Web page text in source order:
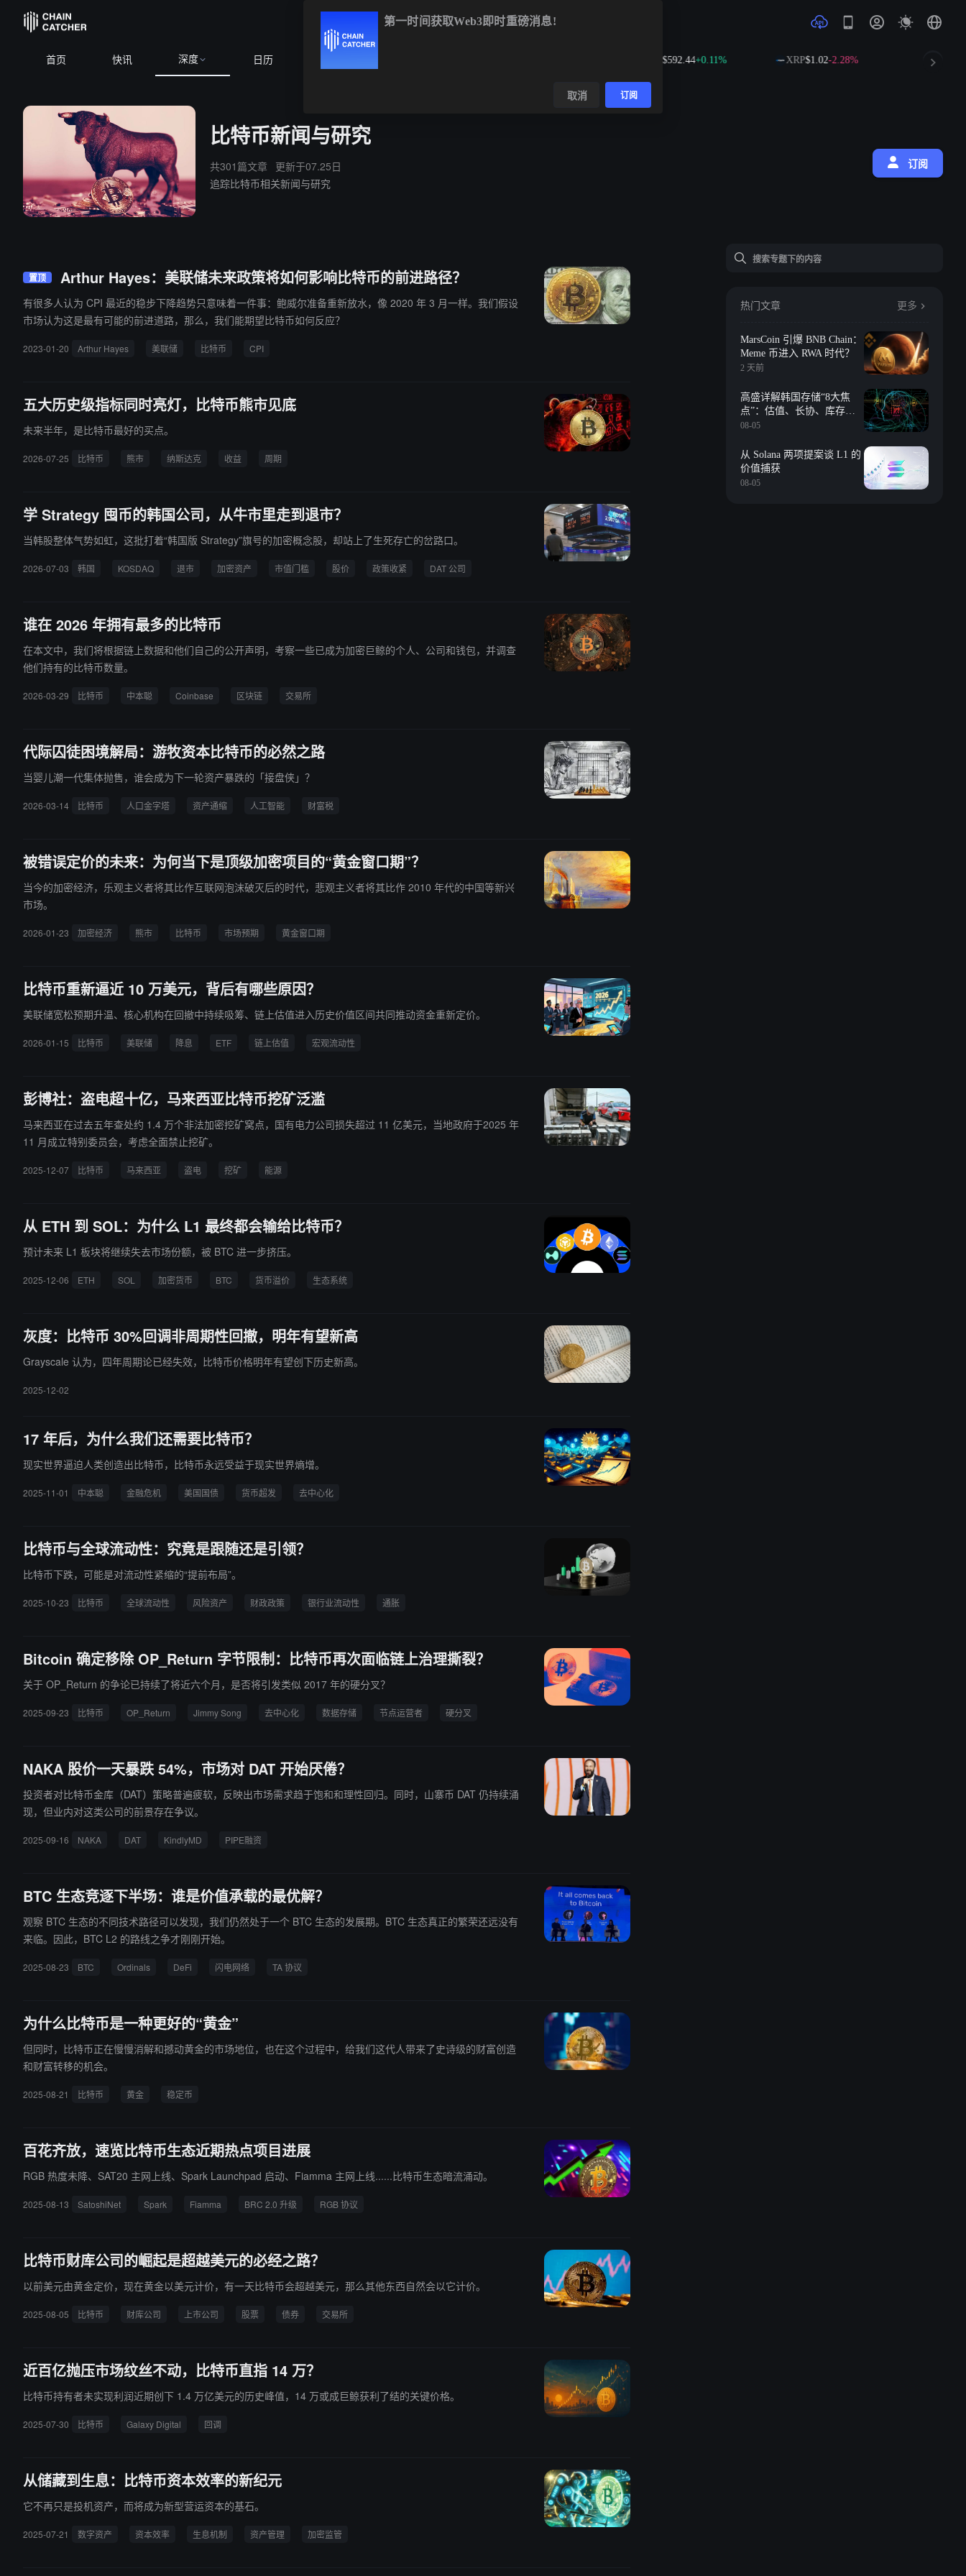
首页 快讯 深度 日历 +0.11% $1.02-2.28% $73.70
比特币新闻与研究
共301篇文章 更新于07.25日
追踪比特币相关新闻与研究
订阅
置顶 Arthur Hayes：美联储未来政策将如何影响比特币的前进路径？
有很多人认为 CPI 最近的稳步下降趋势只意味着一件事：鲍威尔准备重新放水，像 2020 年 3 月一样。我们假设
市场认为这是最有可能的前进道路，那么，我们能期望比特币如何反应？
2023-01-20 Arthur Hayes 美联储 比特币 CPI
五大历史级指标同时亮灯，比特币熊市见底
未来半年，是比特币最好的买点。
2026-07-25 比特币 熊市 纳斯达克 收益 周期
学 Strategy 囤币的韩国公司，从牛市里走到退市？
当韩股整体气势如虹，这批打着“韩国版 Strategy”旗号的加密概念股，却站上了生死存亡的岔路口。
2026-07-03 韩国 KOSDAQ 退市 加密资产 市值门槛 股价 政策收紧 DAT 公司
谁在 2026 年拥有最多的比特币
在本文中，我们将根据链上数据和他们自己的公开声明，考察一些已成为加密巨鲸的个人、公司和钱包，并调查
他们持有的比特币数量。
2026-03-29 比特币 中本聪 Coinbase 区块链 交易所
代际囚徒困境解局：游牧资本比特币的必然之路
当婴儿潮一代集体抛售，谁会成为下一轮资产暴跌的「接盘侠」？
2026-03-14 比特币 人口金字塔 资产通缩 人工智能 财富税
被错误定价的未来：为何当下是顶级加密项目的“黄金窗口期”？
当今的加密经济，乐观主义者将其比作互联网泡沫破灭后的时代，悲观主义者将其比作 2010 年代的中国等新兴
市场。
2026-01-23 加密经济 熊市 比特币 市场预期 黄金窗口期
比特币重新逼近 10 万美元，背后有哪些原因？
美联储宽松预期升温、核心机构在回撤中持续吸筹、链上估值进入历史价值区间共同推动资金重新定价。
2026-01-15 比特币 美联储 降息 ETF 链上估值 宏观流动性
彭博社：盗电超十亿，马来西亚比特币挖矿泛滥
马来西亚在过去五年查处约 1.4 万个非法加密挖矿窝点，国有电力公司损失超过 11 亿美元，当地政府于2025 年
11 月成立特别委员会，考虑全面禁止挖矿。
2025-12-07 比特币 马来西亚 盗电 挖矿 能源
从 ETH 到 SOL：为什么 L1 最终都会输给比特币？
预计未来 L1 板块将继续失去市场份额，被 BTC 进一步挤压。
2025-12-06 ETH SOL 加密货币 BTC 货币溢价 生态系统
灰度：比特币 30%回调非周期性回撤，明年有望新高
Grayscale 认为，四年周期论已经失效，比特币价格明年有望创下历史新高。
2025-12-02
17 年后，为什么我们还需要比特币？
现实世界逼迫人类创造出比特币，比特币永远受益于现实世界熵增。
2025-11-01 中本聪 金融危机 美国国债 货币超发 去中心化
比特币与全球流动性：究竟是跟随还是引领？
比特币下跌，可能是对流动性紧缩的“提前布局”。
2025-10-23 比特币 全球流动性 风险资产 财政政策 银行业流动性 通胀
Bitcoin 确定移除 OP_Return 字节限制：比特币再次面临链上治理撕裂？
关于 OP_Return 的争论已持续了将近六个月，是否将引发类似 2017 年的硬分叉？
2025-09-23 比特币 OP_Return Jimmy Song 去中心化 数据存储 节点运营者 硬分叉
NAKA 股价一天暴跌 54%，市场对 DAT 开始厌倦？
投资者对比特币金库（DAT）策略普遍疲软，反映出市场需求趋于饱和和理性回归。同时，山寨币 DAT 仍持续涌
现，但业内对这类公司的前景存在争议。
2025-09-16 NAKA DAT KindlyMD PIPE融资
BTC 生态竞逐下半场：谁是价值承载的最优解？
观察 BTC 生态的不同技术路径可以发现，我们仍然处于一个 BTC 生态的发展期。BTC 生态真正的繁荣还远没有
来临。因此，BTC L2 的路线之争才刚刚开始。
2025-08-23 BTC Ordinals DeFi 闪电网络 TA 协议
为什么比特币是一种更好的“黄金”
但同时，比特币正在慢慢消解和撼动黄金的市场地位，也在这个过程中，给我们这代人带来了史诗级的财富创造
和财富转移的机会。
2025-08-21 比特币 黄金 稳定币
百花齐放，速览比特币生态近期热点项目进展
RGB 热度未降、SAT20 主网上线、Spark Launchpad 启动、Fiamma 主网上线......比特币生态暗流涌动。
2025-08-13 SatoshiNet Spark Fiamma BRC 2.0 升级 RGB 协议
比特币财库公司的崛起是超越美元的必经之路？
以前美元由黄金定价，现在黄金以美元计价，有一天比特币会超越美元，那么其他东西自然会以它计价。
2025-08-05 比特币 财库公司 上市公司 股票 债券 交易所
近百亿抛压市场纹丝不动，比特币直指 14 万？
比特币持有者未实现利润近期创下 1.4 万亿美元的历史峰值，14 万或成巨鲸获利了结的关键价格。
2025-07-30 比特币 Galaxy Digital 回调
从储藏到生息：比特币资本效率的新纪元
它不再只是投机资产，而将成为新型营运资本的基石。
2025-07-21 数字资产 资本效率 生息机制 资产管理 加密监管
热门文章 更多
MarsCoin 引爆 BNB Chain：
Meme 币进入 RWA 时代？
2 天前
高盛详解韩国存储“8大焦
点”：估值、长协、库存、
长鑫冲击、回购等
08-05
从 Solana 两项提案谈 L1 的
价值捕获
08-05
第一时间获取Web3即时重磅消息!
取消 订阅